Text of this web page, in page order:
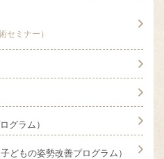
セミナー）
グラム）
どもの姿勢改善プログラム）